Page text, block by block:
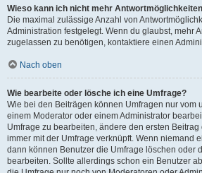
Wieso kann ich nicht mehr
Die maximal zulässige Anzahl von
Administration festgelegt. Wenn du glaubst, mehr
zugelassen zu benötigen, kontaktiere einen
Nach oben
Wie bearbeite oder lösche ich eine Umfrage?
Wie bei den Beiträgen können Umfragen nur vom
einem Moderator oder einem Administrator
Umfrage zu bearbeiten, ändere den ersten
immer mit der Umfrage verknüpft. Wenn niemand
dann können Benutzer die Umfrage löschen oder
bearbeiten. Sollte allerdings schon ein Benutzer